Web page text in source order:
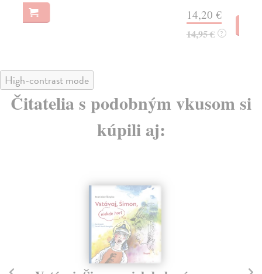
14,20 €
High-contrast mode
Čitatelia s podobným vkusom si
kúpili aj: